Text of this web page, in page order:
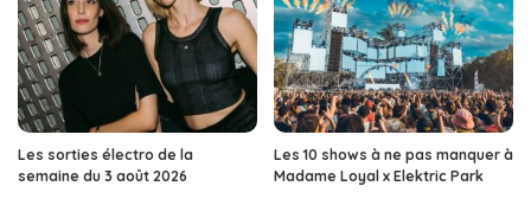
Les sorties électro de la
semaine du 3 août 2026
Les 10 shows à ne pas manquer à
Madame Loyal x Elektric Park